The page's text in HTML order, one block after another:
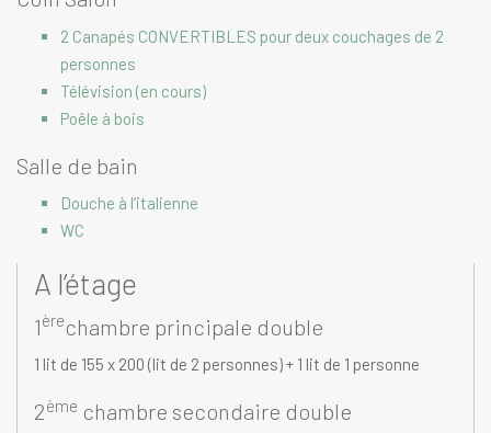
2 Canapés CONVERTIBLES pour deux couchages de 2
personnes
Télévision (en cours)
Poêle à bois
Salle de bain
Douche à l’italienne
WC
A l’étage
1èrechambre principale double
1 lit de 155 x 200 (lit de 2 personnes) + 1 lit de 1 personne
2ème chambre secondaire double